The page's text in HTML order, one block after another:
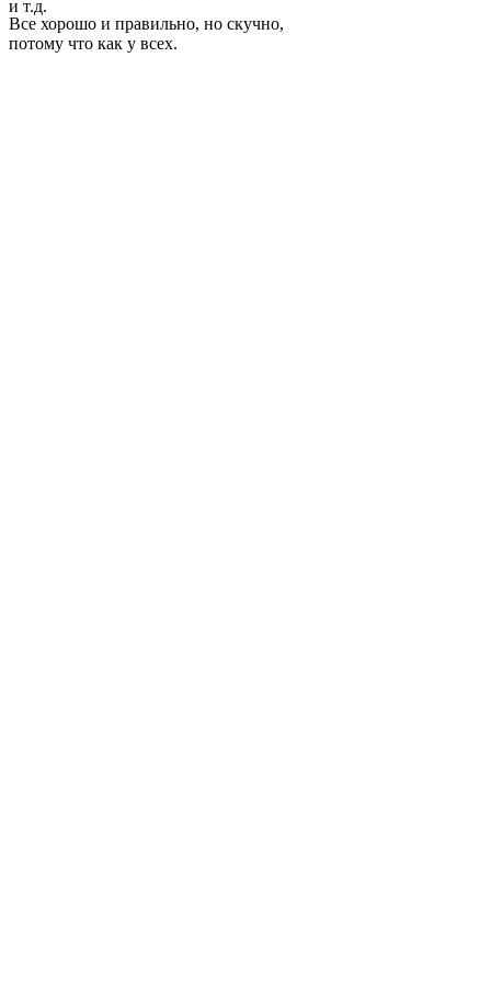
и т.д.
Все хорошо и правильно, но скучно,
потому что как у всех.